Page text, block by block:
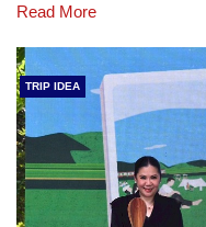
Read More
TRIP IDEA